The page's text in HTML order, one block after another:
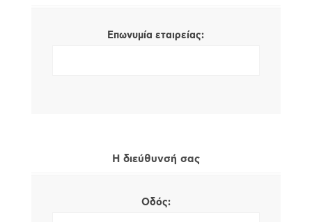
Επωνυμία εταιρείας:
Η διεύθυνσή σας
Οδός: